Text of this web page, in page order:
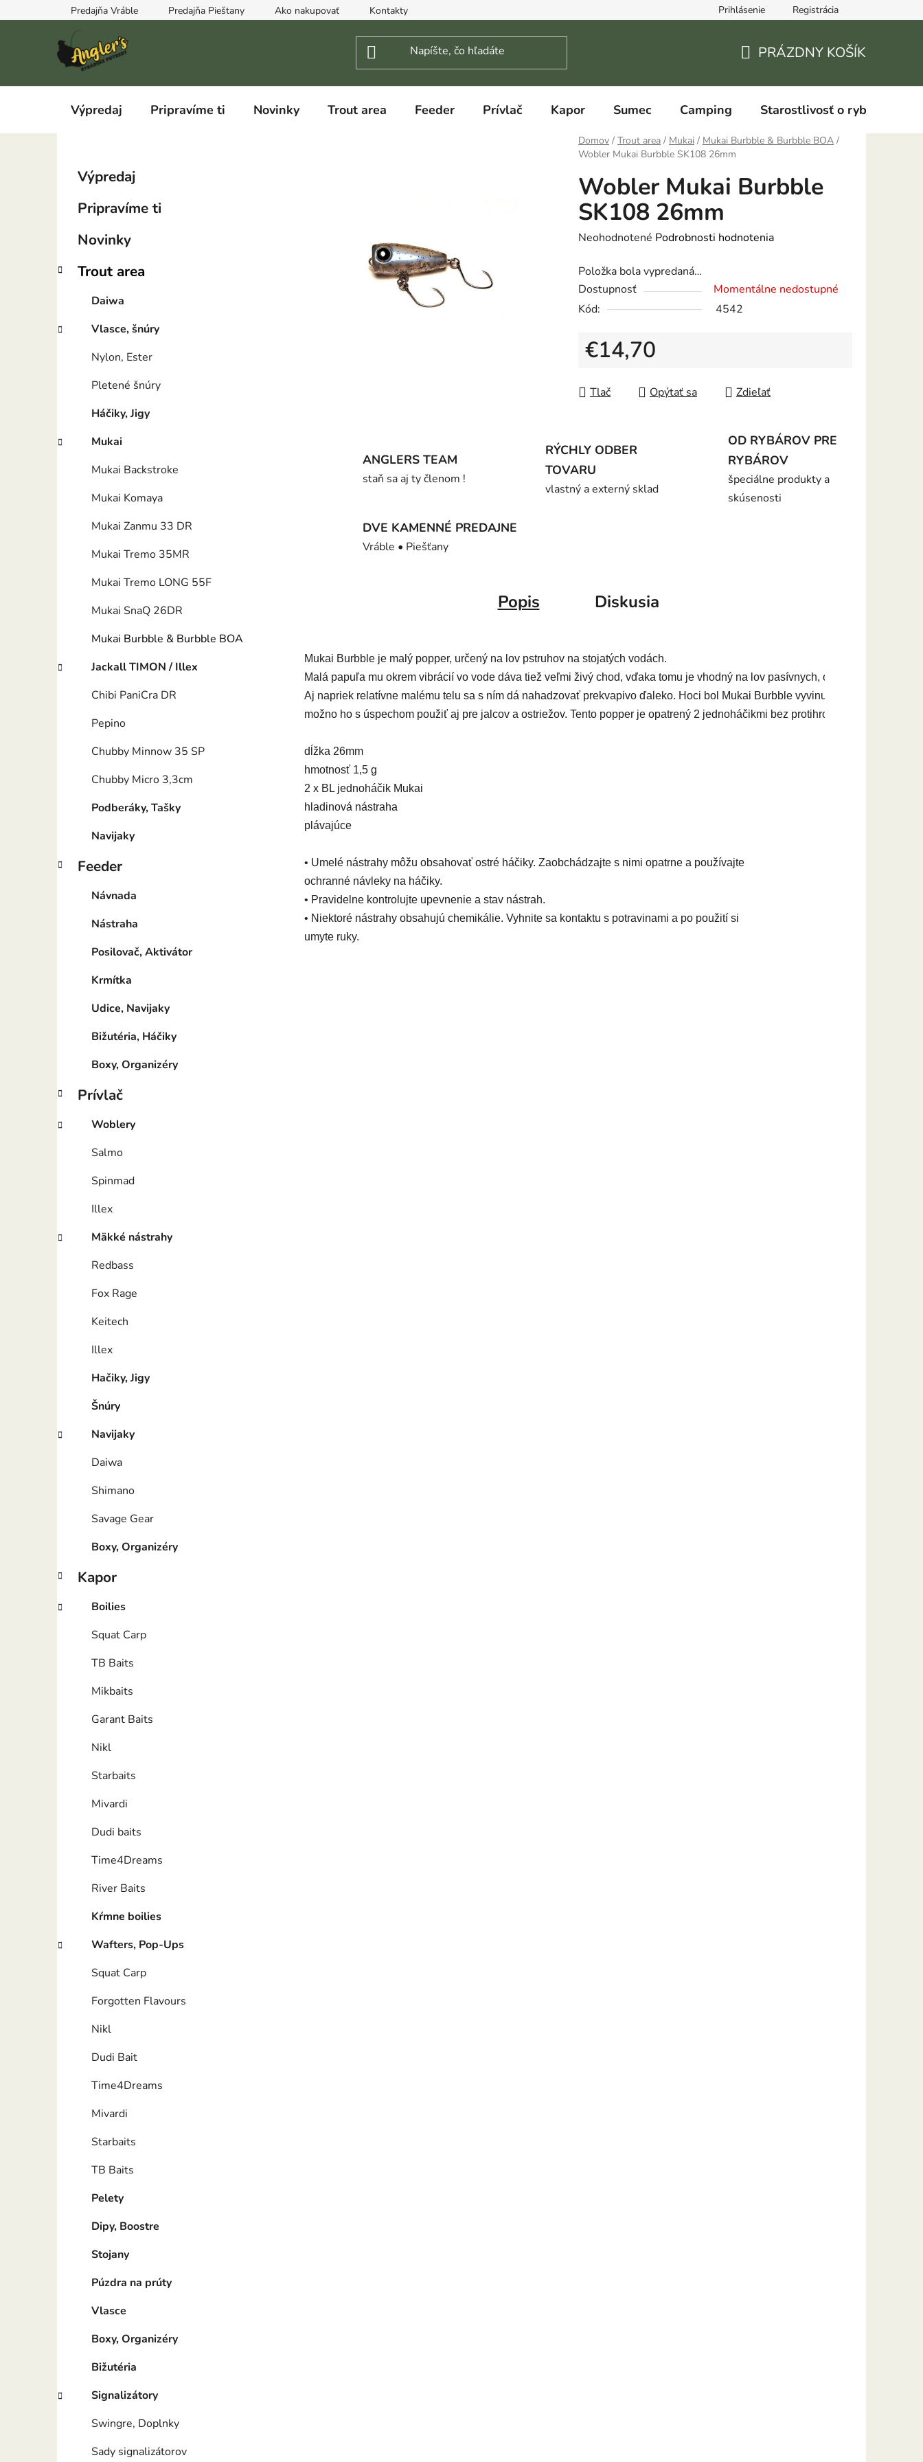
na
Predajňa Vráble Predajňa Pieštany Ako nakupovať Kontakty Prihlásenie Registrácia
KOŠÍK
PRÁZDNY KOŠÍK
Výpredaj Pripravíme ti Novinky Trout area Feeder Prívlač Kapor Sumec Camping Starostlivosť o ryby
Domov / Trout area / Mukai / Mukai Burbble & Burbble BOA /
Wobler Mukai Burbble SK108 26mm
a
l
Preskočiť
kategórie
i
Výpredaj
Pripravíme ti
Novinky
Trout area
Daiwa
Vlasce, šnúry
Nylon, Ester
Pletené šnúry
Háčiky, Jigy
Mukai
Mukai Backstroke
Mukai Komaya
Mukai Zanmu 33 DR
Mukai Tremo 35MR
Mukai Tremo LONG 55F
Mukai SnaQ 26DR
Mukai Burbble & Burbble BOA
Jackall TIMON / Illex
Chibi PaniCra DR
Pepino
Chubby Minnow 35 SP
Chubby Micro 3,3cm
Podberáky, Tašky
Navijaky
Feeder
Návnada
Nástraha
Posilovač, Aktivátor
Krmítka
Udice, Navijaky
Bižutéria, Háčiky
Boxy, Organizéry
Prívlač
Woblery
Salmo
Spinmad
Illex
Mäkké nástrahy
Redbass
Fox Rage
Keitech
Illex
Hačiky, Jigy
Šnúry
Navijaky
Daiwa
Shimano
Savage Gear
Boxy, Organizéry
Kapor
Boilies
Squat Carp
TB Baits
Mikbaits
Garant Baits
Nikl
Starbaits
Mivardi
Dudi baits
Time4Dreams
River Baits
Kŕmne boilies
Wafters, Pop-Ups
Squat Carp
Forgotten Flavours
Nikl
Dudi Bait
Time4Dreams
Mivardi
Starbaits
TB Baits
Pelety
Dipy, Boostre
Stojany
Púzdra na prúty
Vlasce
Boxy, Organizéry
Bižutéria
Signalizátory
Swingre, Doplnky
Sady signalizátorov
Wobler Mukai Burbble
SK108 26mm
Priemerné
produktu
je
0,0
Neohodnotené Podrobnosti hodnotenia
Položka bola vypredaná…
Dostupnosť
Momentálne nedostupné
Kód:
4542
€14,70
Tlač
Opýtať sa Zdieľať
ANGLERS TEAM
staň sa aj ty členom !
RÝCHLY ODBER
TOVARU
vlastný a externý sklad
OD RYBÁROV PRE
RYBÁROV
špeciálne produkty a
skúsenosti
DVE KAMENNÉ PREDAJNE
Vráble • Piešťany
Popis Diskusia
Mukai Burbble je malý popper, určený na lov pstruhov na stojatých vodách.
Malá papuľa mu okrem vibrácií vo vode dáva tiež veľmi živý chod, vďaka tomu je vhodný na lov pasívnych, opakovane
Aj napriek relatívne malému telu sa s ním dá nahadzovať prekvapivo ďaleko. Hoci bol Mukai Burbble vyvinutý na lov pstruhov
možno ho s úspechom použiť aj pre jalcov a ostriežov. Tento popper je opatrený 2 jednoháčikmi bez protihrotu.
dĺžka 26mm
hmotnosť 1,5 g
2 x BL jednoháčik Mukai
hladinová nástraha
plávajúce
• Umelé nástrahy môžu obsahovať ostré háčiky. Zaobchádzajte s nimi opatrne a používajte
ochranné návleky na háčiky.
• Pravidelne kontrolujte upevnenie a stav nástrah.
• Niektoré nástrahy obsahujú chemikálie. Vyhnite sa kontaktu s potravinami a po použití si
umyte ruky.